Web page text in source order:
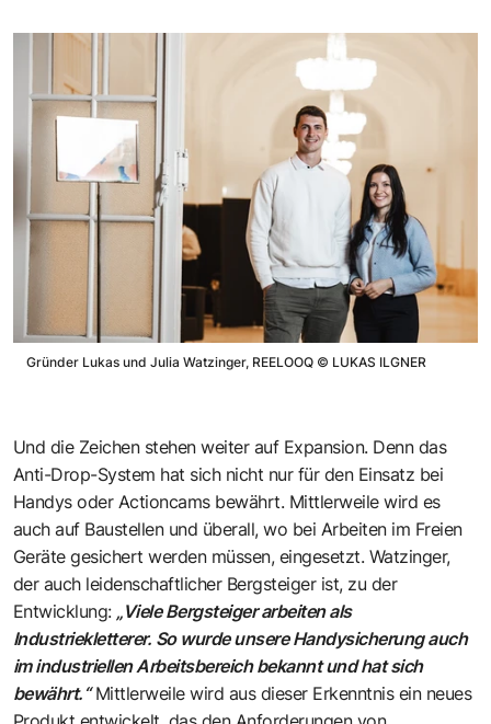
Gründer Lukas und Julia Watzinger, REELOOQ © LUKAS ILGNER
Und die Zeichen stehen weiter auf Expansion. Denn das
Anti-Drop-System hat sich nicht nur für den Einsatz bei
Handys oder Actioncams bewährt. Mittlerweile wird es
auch auf Baustellen und überall, wo bei Arbeiten im Freien
Geräte gesichert werden müssen, eingesetzt. Watzinger,
der auch leidenschaftlicher Bergsteiger ist, zu der
Entwicklung: „Viele Bergsteiger arbeiten als
Industriekletterer. So wurde unsere Handysicherung auch
im industriellen Arbeitsbereich bekannt und hat sich
bewährt.“Mittlerweile wird aus dieser Erkenntnis ein neues